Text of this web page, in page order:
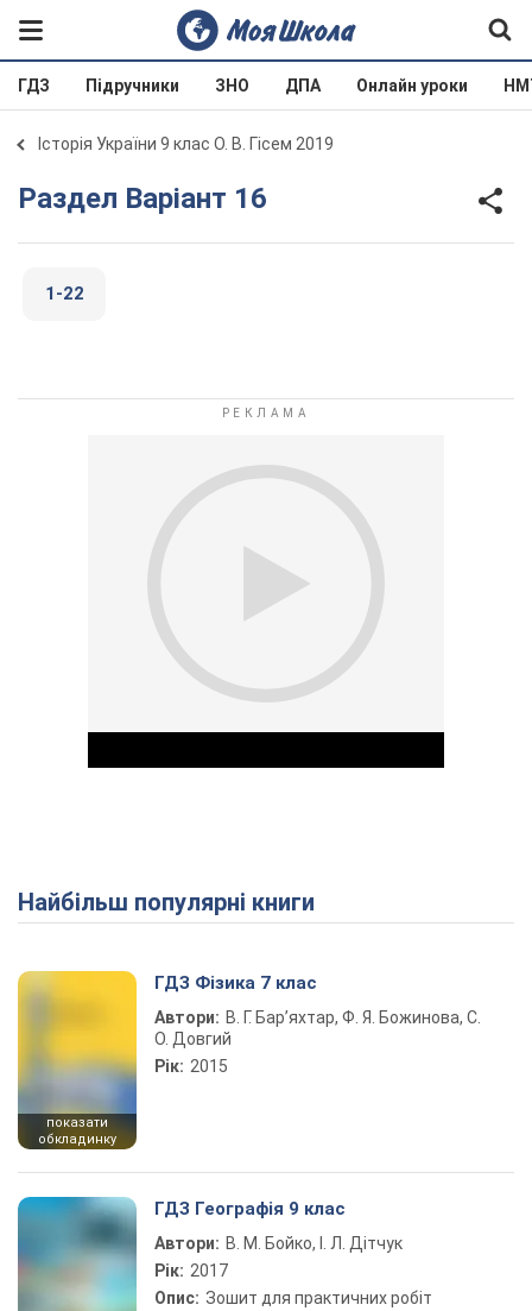
ГДЗ Підручники ЗНО ДПА Онлайн уроки
Історія України 9 клас О. В. Гісем 2019
Раздел Варіант 16
1-22
Play Video
Найбільш популярні книги
показати
обкладинку
ГДЗ Фізика 7 клас
Автори: В. Г. Бар’яхтар, Ф. Я. Божинова, С.
О. Довгий
Рік: 2015
ГДЗ Географія 9 клас
Автори: В. М. Бойко, І. Л. Дітчук
Рік: 2017
Опис: Зошит для практичних робіт